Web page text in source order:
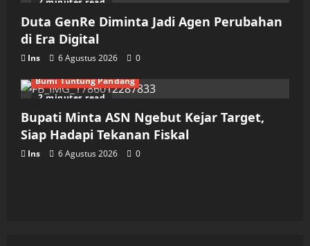
Duta GenRe Diminta Jadi Agen Perubahan
di Era Digital
Ins 6 Agustus 2026 0
2 minutes read
Bumi Tuntung Pandang
Bupati Minta ASN Ngebut Kejar Target,
Siap Hadapi Tekanan Fiskal
Ins 6 Agustus 2026 0